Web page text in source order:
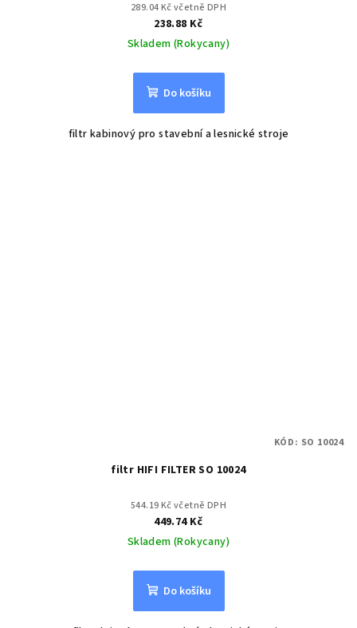
289.04 Kč včetně DPH
238.88 Kč
Skladem (Rokycany)
Do košíku
filtr kabinový pro stavební a lesnické stroje
filtr HIFI FILTER SO 10024
544.19 Kč včetně DPH
449.74 Kč
Skladem (Rokycany)
Do košíku
KÓD: SO 10024